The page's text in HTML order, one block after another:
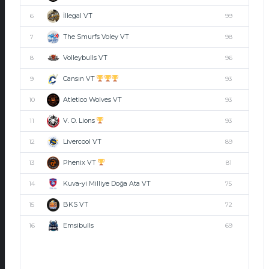
6 İllegal VT 99
7 The Smurfs Voley VT 98
8 Volleybulls VT 96
9 Cansın VT 93
10 Atletico Wolves VT 93
11 V. O. Lions 93
12 Livercool VT 89
13 Phenix VT 81
14 Kuva-yi Milliye Doğa Ata VT 75
15 BKS VT 72
16 Emsibulls 69